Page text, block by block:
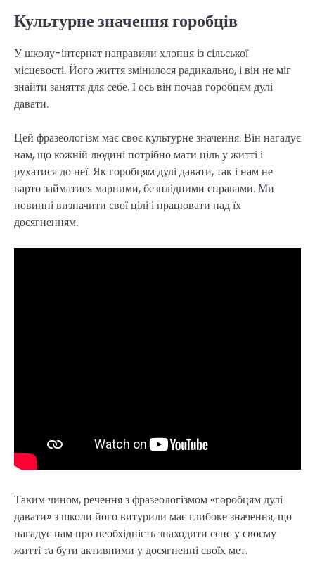
Культурне значення горобців
У школу-інтернат направили хлопця із сільської
місцевості. Його життя змінилося радикально, і він не міг
знайти заняття для себе. І ось він почав горобцям дулі
давати.
Цей фразеологізм має своє культурне значення. Він нагадує
нам, що кожній людині потрібно мати ціль у житті і
рухатися до неї. Як горобцям дулі давати, так і нам не
варто займатися марними, безплідними справами. Ми
повинні визначити свої цілі і працювати над їх
досягненням.
Таким чином, речення з фразеологізмом «горобцям дулі
давати» з школи його витурили має глибоке значення, що
нагадує нам про необхідність знаходити сенс у своєму
житті та бути активними у досягненні своїх мет.